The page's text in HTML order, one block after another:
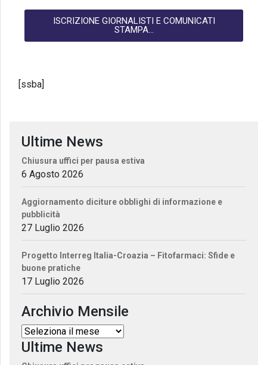
ISCRIZIONE GIORNALISTI E COMUNICATI
STAMPA...
[ssba]
Ultime News
Chiusura uffici per pausa estiva
6 Agosto 2026
Aggiornamento diciture obblighi di informazione e
pubblicità
27 Luglio 2026
Progetto Interreg Italia-Croazia – Fitofarmaci: Sfide e
buone pratiche
17 Luglio 2026
Archivio Mensile
Ultime News